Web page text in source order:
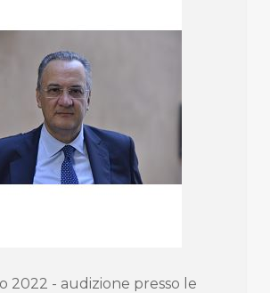
2022 - audizione presso le